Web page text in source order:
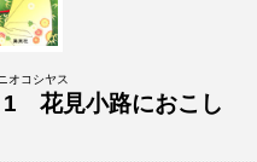
オコシヤス
1 花見小路におこし